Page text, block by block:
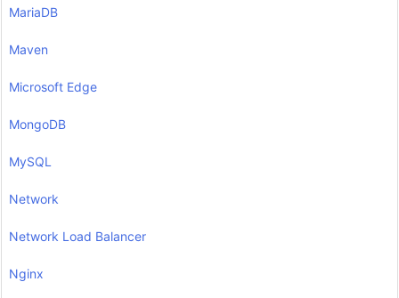
MariaDB
Maven
Microsoft Edge
MongoDB
MySQL
Network
Network Load Balancer
Nginx